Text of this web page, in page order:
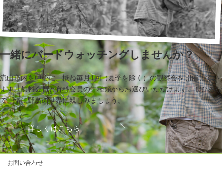
一緒にバードウォッチングしませんか？
流山市内を中心に、概ね毎月1回（夏季を除く）の観察会を開催してい
ます。無料会員と有料会員の二種類からお選びいただけます。ぜひみな
で一緒に野鳥の世界に親しみましょう。
詳しくはこちら
お問い合わせ